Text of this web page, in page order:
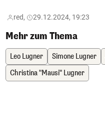
red, 29.12.2024, 19:23
Mehr zum Thema
Leo Lugner Simone Lugner
Christina "Mausi" Lugner